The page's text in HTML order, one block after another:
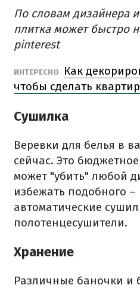
По словам дизайнера
плитка может быстро
pinterest
ИНТЕРЕСНО
Как
чтобы сделать
Сушилка
Веревки для белья в
сейчас. Это
может "убить" любой
избежать подобного –
автоматические
полотенцесушители.
Хранение
Различные баночки и